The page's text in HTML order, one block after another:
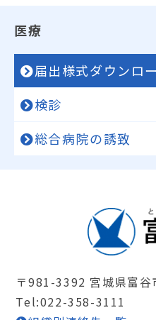
医療
届出様式ダウンロ
検診
総合病院の誘致
〒981-3392 宮城県富谷
Tel:022-358-3111